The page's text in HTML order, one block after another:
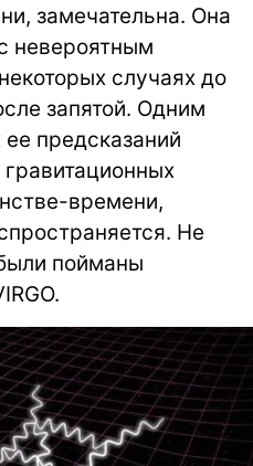
замечательна. Она
невероятным
случаях до
запятой. Одним
предсказаний
времени,
Не
пойманы